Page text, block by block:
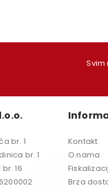
br. 1
br. 1
16
Kontakt
O nama
Brza